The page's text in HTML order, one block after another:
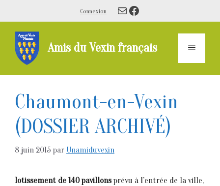
contenu
Connexion E-mailFacebook
Amis du Vexin français Menu
Chaumont-en-Vexin
(DOSSIER ARCHIVÉ)
8 juin 2015 par Unamiduvexin
lotissement de 140 pavillonsprévu à l’entrée de la ville,